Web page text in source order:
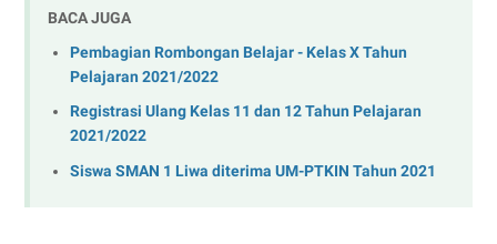
BACA JUGA
Pembagian Rombongan Belajar - Kelas X Tahun
Pelajaran 2021/2022
Registrasi Ulang Kelas 11 dan 12 Tahun Pelajaran
2021/2022
Siswa SMAN 1 Liwa diterima UM-PTKIN Tahun 2021